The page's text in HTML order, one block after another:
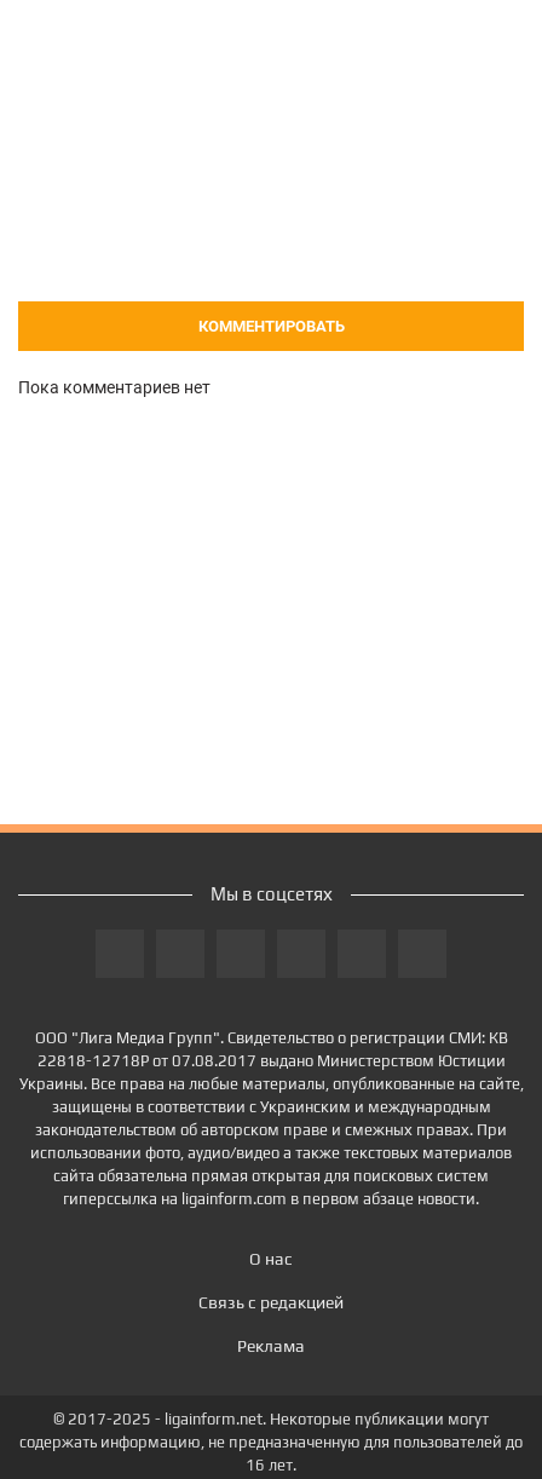
КОММЕНТИРОВАТЬ
Пока комментариев нет
ООО "Лига Медиа Групп". Свидетельство о регистрации СМИ: КВ
22818-12718Р от 07.08.2017 выдано Министерством Юстиции
Украины. Все права на любые материалы, опубликованные на сайте,
защищены в соответствии с Украинским и международным
законодательством об авторском праве и смежных правах. При
использовании фото, аудио/видео а также текстовых материалов
сайта обязательна прямая открытая для поисковых систем
гиперссылка на ligainform.com в первом абзаце новости.
О нас
Связь с редакцией
Реклама
Мы в соцсетях
© 2017-2025 - ligainform.net. Некоторые публикации могут
содержать информацию, не предназначенную для пользователей до
16 лет.